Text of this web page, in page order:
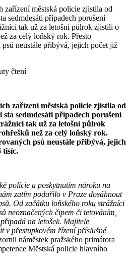
zařízení městská policie zjistila od
sedmdesáti případech porušení
tak už za letošní půlrok zjistili o
za celý loňský rok. Přesto
neustále přibývá, jejich počet již
čtení
zařízení městská policie zjistila od
sedmdesáti případech porušení
tak už za letošní půlrok
než za celý loňský rok.
psů neustále přibývá, jejich
tisíc.
policie a poskytnutím nároku na
zatím podařilo v Praze dosáhnout
Od začátku loňského roku strážníci
neoznačených čipem či tetováním,
na letošek. Majitele
v přestupkovém řízení příslušné
náměstek pražského primátora
Městská policie hlavního